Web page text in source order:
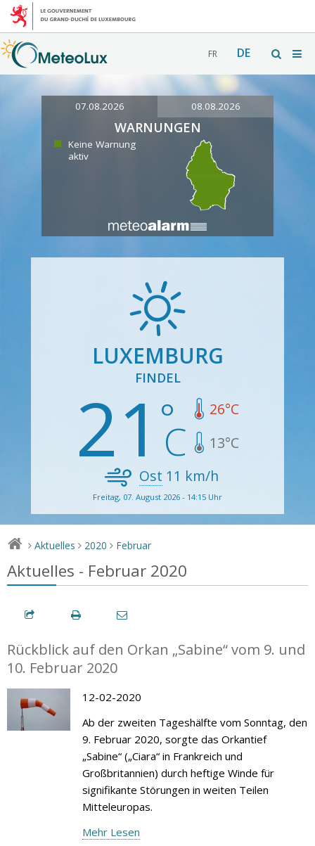
FR DE
07.08.2026 08.08.2026
WARNUNGEN
Keine Warnung
aktiv
LUXEMBURG
FINDEL
21 26°C
13°C
Ost 11 km/h
Freitag, 07. August 2026 - 14:15 Uhr
> Aktuelles > 2020 > Februar
Aktuelles - Februar 2020
Rückblick auf den Orkan „Sabine“ vom 9. und
10. Februar 2020
12-02-2020
Ab der zweiten Tageshälfte vom Sonntag, den
9. Februar 2020, sorgte das Orkantief
„Sabine“ („Ciara“ in Frankreich und
Großbritannien) durch heftige Winde für
signifikante Störungen in weiten Teilen
Mitteleuropas.
Mehr Lesen